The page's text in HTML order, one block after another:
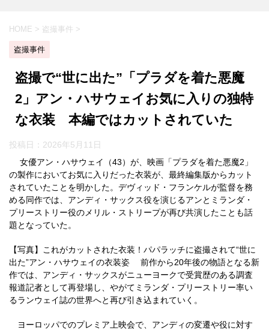
HOME > 盗撮事件 >
盗撮事件
盗撮で“世に出た”「プラダを着た悪魔
2」アン・ハサウェイお気に入りの独特
な衣装 本編ではカットされていた
投稿日： 2026年5月11日
女優アン・ハサウェイ（43）が、映画「プラダを着た悪魔2」
の製作においてお気に入りだった衣装が、最終編集版からカット
されていたことを明かした。デヴィッド・フランケルが監督を務
める同作では、アンディ・サックス役を演じるアンとミランダ・
プリーストリー役のメリル・ストリープが再び共演したことも話
題となっていた。
【写真】これがカットされた衣装！パパラッチに盗撮されて“世に
出た”アン・ハサウェイの衣装姿 前作から20年後の物語となる新
作では、アンディ・サックスがニューヨークで受賞歴のある調査
報道記者として再登場し、やがてミランダ・プリーストリー率い
るランウェイ誌の世界へと再び引き込まれていく。
ヨーロッパでのプレミア上映会で、アンディの変遷や役に対す